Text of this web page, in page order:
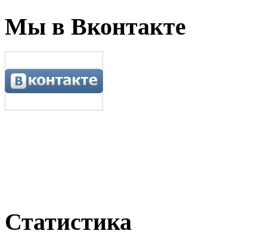
Мы в Вконтакте
Статистика